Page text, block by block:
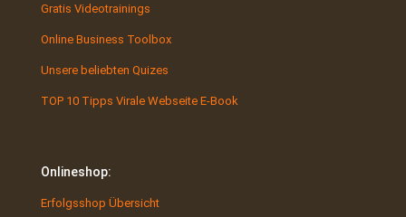
Gratis Videotrainings
Online Business Toolbox
Unsere beliebten Quizes
TOP 10 Tipps Virale Webseite E-Book
Onlineshop:
Erfolgsshop Übersicht